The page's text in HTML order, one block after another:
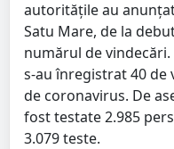
autoritățile au
Satu Mare, de la
numărul de
s-au înregistrat 40 de
de coronavirus. De
fost testate 2.985
3.079 teste.